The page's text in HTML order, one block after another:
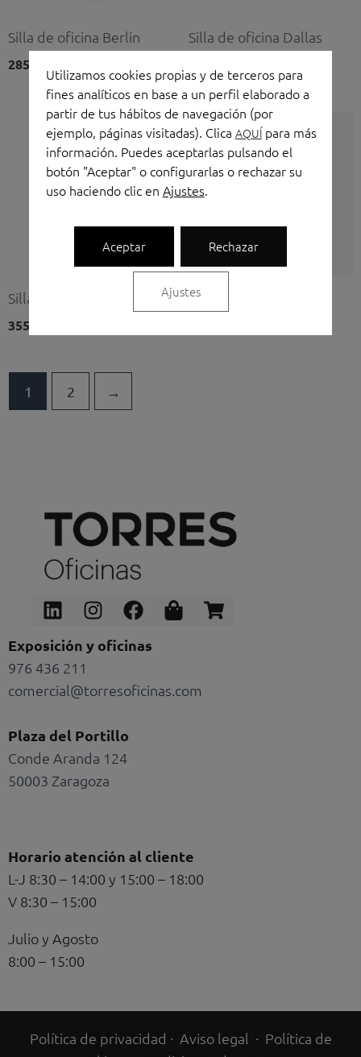
Silla de oficina Berlin
285,00
Silla de oficina Dallas
Silla de oficina Dublin
355,00
Silla de oficina Equis
1 2 →
LinkedinInstagram
Facebook
Shopping-
bag
Shopping-
cart
Exposición y oficinas
976 436 211
comercial@torresoficinas.com
Plaza del Portillo
Conde Aranda 124
50003 Zaragoza
Horario atención al cliente
L-J 8:30 – 14:00 y 15:00 – 18:00
V 8:30 – 15:00
Julio y Agosto
8:00 – 15:00
Política de privacidad · Aviso legal · Política de
Utilizamos cookies propias y de terceros para
fines analíticos en base a un perfil elaborado a
partir de tus hábitos de navegación (por
ejemplo, páginas visitadas). Clica AQUÍpara más
información. Puedes aceptarlas pulsando el
botón "Aceptar" o configurarlas o rechazar su
uso haciendo clic en Ajustes.
Aceptar Rechazar
Ajustes